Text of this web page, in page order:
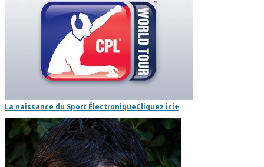
La naissance du Sport ÉlectroniqueCliquez ici+